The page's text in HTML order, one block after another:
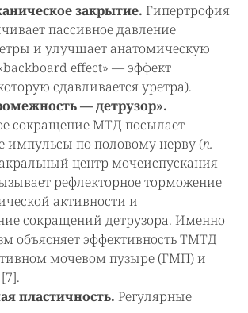
закрытие. Гипертрофия
пассивное давление
и улучшает анатомическую
effect» — эффект
сдавливается уретра).
— детрузор».
сокращение МТД посылает
импульсы по половому нерву (n.
центр мочеиспускания
рефлекторное торможение
активности и
сокращений детрузора. Именно
объясняет эффективность ТМТД
мочевом пузыре (ГМП) и
пластичность. Регулярные